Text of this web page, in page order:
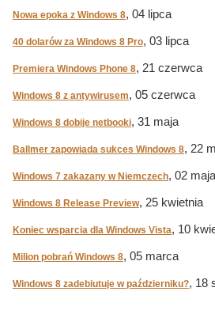
Nowa epoka z Windows 8, 04 lipca
40 dolarów za Windows 8 Pro, 03 lipca
Premiera Windows Phone 8, 21 czerwca
Windows 8 z antywirusem, 05 czerwca
Windows 8 dobije netbooki, 31 maja
Ballmer zapowiada sukces Windows 8, 22
Windows 7 zakazany w Niemczech, 02 maja
Windows 8 Release Preview, 25 kwietnia
Koniec wsparcia dla Windows Vista, 10
Milion pobrań Windows 8, 05 marca
Windows 8 zadebiutuje w październiku?, 18